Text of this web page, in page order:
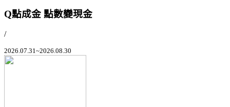
Q點成金 點數變現金
/
2026.07.31~2026.08.30